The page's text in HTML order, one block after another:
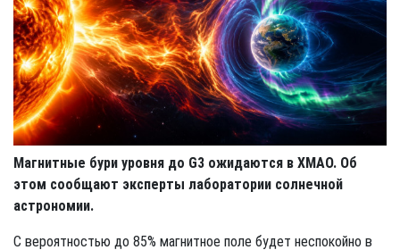
Магнитные бури уровня до G3 ожидаются в ХМАО. Об
этом сообщают эксперты лаборатории солнечной
астрономии.
С вероятностью до 85% магнитное поле будет неспокойно в